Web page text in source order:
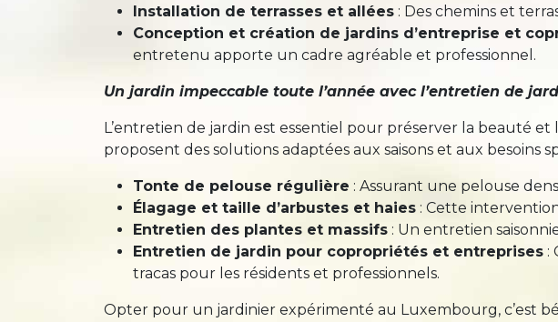
Installation de terrasses et allées : Des chemins et
Conception et création de jardins d’entreprise et
entretenu apporte un cadre agréable et professionnel.
Un jardin impeccable toute l’année avec l’entretien de
L’entretien de jardin est essentiel pour préserver la beauté
proposent des solutions adaptées aux saisons et aux besoins
Tonte de pelouse régulière : Assurant une pelouse
Élagage et taille d’arbustes et haies : Cette
Entretien des plantes et massifs : Un entretien
Entretien de jardin pour copropriétés et entreprises :
tracas pour les résidents et professionnels.
Opter pour un jardinier expérimenté au Luxembourg, c’est